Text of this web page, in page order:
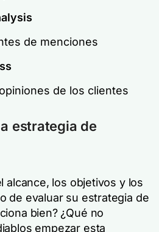
de menciones
de los clientes
estrategia de
alcance, los objetivos y los
de evaluar su estrategia de
bien? ¿Qué no
empezar esta